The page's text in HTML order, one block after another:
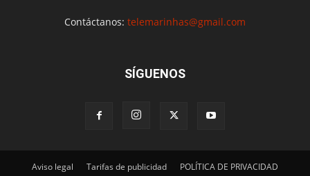
Contáctanos: telemarinhas@gmail.com
SÍGUENOS
Aviso legal Tarifas de publicidad POLÍTICA DE PRIVACIDAD